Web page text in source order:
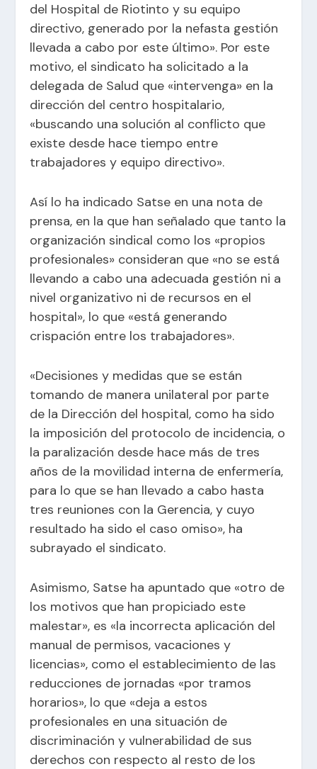
del Hospital de Riotinto y su equipo
directivo, generado por la nefasta gestión
llevada a cabo por este último». Por este
motivo, el sindicato ha solicitado a la
delegada de Salud que «intervenga» en la
dirección del centro hospitalario,
«buscando una solución al conflicto que
existe desde hace tiempo entre
trabajadores y equipo directivo».
Así lo ha indicado Satse en una nota de
prensa, en la que han señalado que tanto la
organización sindical como los «propios
profesionales» consideran que «no se está
llevando a cabo una adecuada gestión ni a
nivel organizativo ni de recursos en el
hospital», lo que «está generando
crispación entre los trabajadores».
«Decisiones y medidas que se están
tomando de manera unilateral por parte
de la Dirección del hospital, como ha sido
la imposición del protocolo de incidencia, o
la paralización desde hace más de tres
años de la movilidad interna de enfermería,
para lo que se han llevado a cabo hasta
tres reuniones con la Gerencia, y cuyo
resultado ha sido el caso omiso», ha
subrayado el sindicato.
Asimismo, Satse ha apuntado que «otro de
los motivos que han propiciado este
malestar», es «la incorrecta aplicación del
manual de permisos, vacaciones y
licencias», como el establecimiento de las
reducciones de jornadas «por tramos
horarios», lo que «deja a estos
profesionales en una situación de
discriminación y vulnerabilidad de sus
derechos con respecto al resto de los